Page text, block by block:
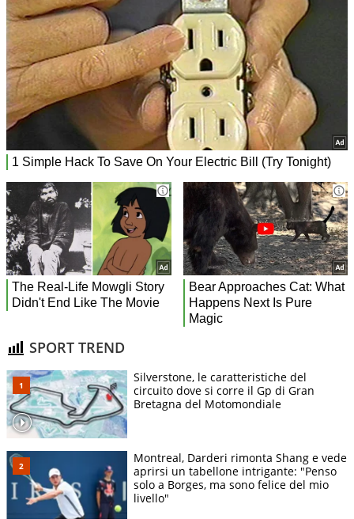
SPORT TREND
Silverstone, le caratteristiche del
circuito dove si corre il Gp di Gran
Bretagna del Motomondiale
Montreal, Darderi rimonta Shang e vede
aprirsi un tabellone intrigante: "Penso
solo a Borges, ma sono felice del mio
livello"